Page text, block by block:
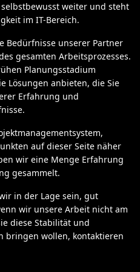
weiter und steht
im IT-Bereich.
Bedürfnisse unserer Partner
gesamten Arbeitsprozesses.
Planungsstadium
Lösungen anbieten, die Sie
Erfahrung und
auf dieser Seite näher
wir eine Menge Erfahrung
gesammelt.
in der Lage sein, gut
wir unsere Arbeit nicht am
diese Stabilität und
bringen wollen, kontaktieren